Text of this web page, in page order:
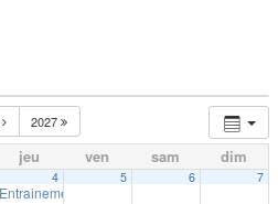
2027
jeu ven sam dim
18:30
19 – Course # 1
4
Entrainement extérieur à Shawinigan
5 6 7